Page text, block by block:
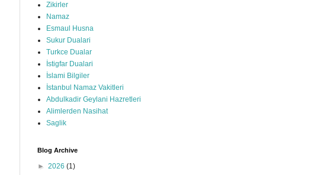
Zikirler
Namaz
Esmaul Husna
Sukur Dualari
Turkce Dualar
İstigfar Dualari
İslami Bilgiler
İstanbul Namaz Vakitleri
Abdulkadir Geylani Hazretleri
Alimlerden Nasihat
Saglik
Blog Archive
► 2026 (1)